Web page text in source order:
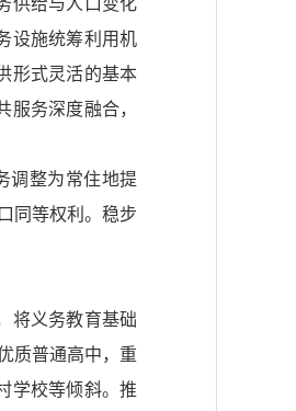
供给与人口变化
设施统筹利用机
形式灵活的基本
务深度融合，
调整为常住地提
同等权利。稳步
将义务教育基础
质普通高中，重
学校等倾斜。推